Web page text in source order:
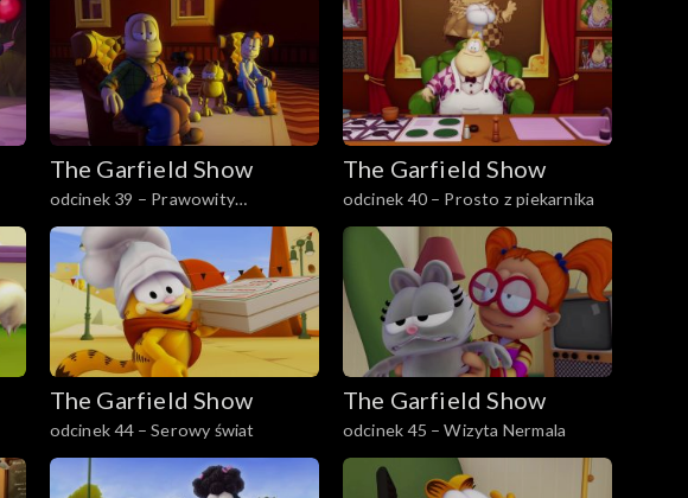
The Garfield Show
odcinek 39 – Prawowity
spadkobierca
The Garfield Show
odcinek 40 – Prosto z piekarnika
The Garfield Show
odcinek 44 – Serowy świat
The Garfield Show
odcinek 45 – Wizyta Nermala